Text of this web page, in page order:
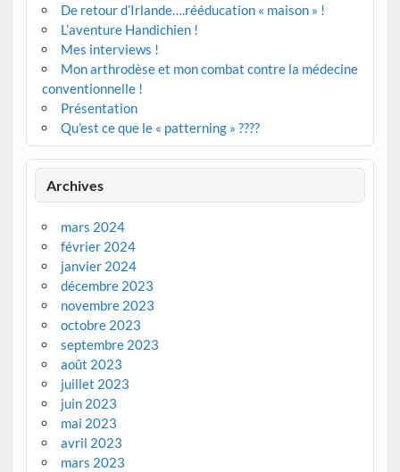
De retour d’Irlande….rééducation « maison » !
L’aventure Handichien !
Mes interviews !
Mon arthrodèse et mon combat contre la médecine
conventionnelle !
Présentation
Qu’est ce que le « patterning » ????
Archives
mars 2024
février 2024
janvier 2024
décembre 2023
novembre 2023
octobre 2023
septembre 2023
août 2023
juillet 2023
juin 2023
mai 2023
avril 2023
mars 2023